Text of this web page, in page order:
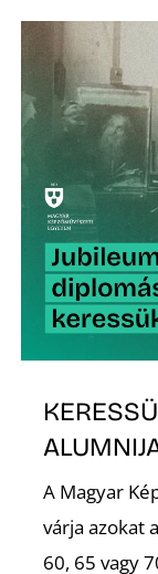
A Magyar
várja azokat
60, 65 vagy